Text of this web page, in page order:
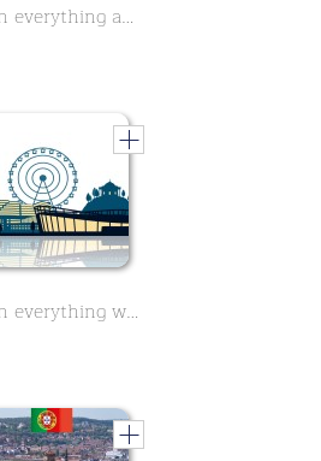
Learn everything about the history of Wilhelma, Zoo in Stuttgart - Part 2 - in this two-part course.
Learn everything worth knowing about the Mercedes-Benz Arena in Stuttgart. 9 short lessons.